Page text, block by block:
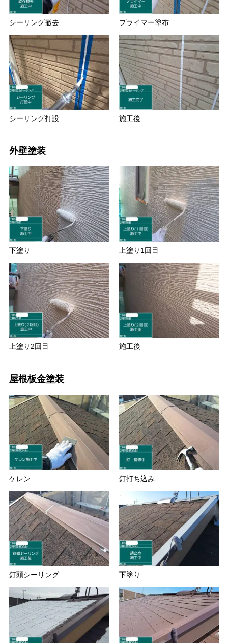
シーリング撤去 プライマー塗布
シーリング打設 施工後
外壁塗装
下塗り 上塗り1回目
上塗り2回目 施工後
屋根板金塗装
ケレン 釘打ち込み
釘頭シーリング 下塗り